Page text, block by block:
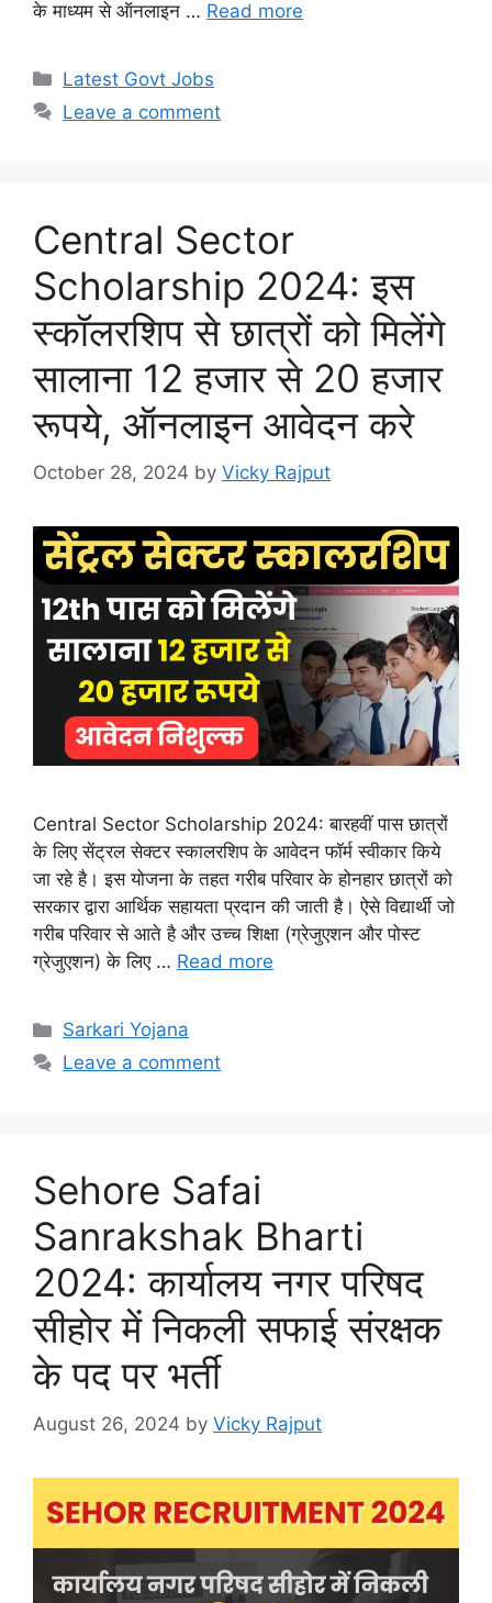
के माध्यम से ऑनलाइन … Read more
Categories
Latest Govt Jobs
Leave a comment
Central Sector
Scholarship 2024: इस
स्कॉलरशिप से छात्रों को मिलेंगे
सालाना 12 हजार से 20 हजार
रूपये, ऑनलाइन आवेदन करे
October 28, 2024 by Vicky Rajput
Central Sector Scholarship 2024: बारहवीं पास छात्रों
के लिए सेंट्रल सेक्टर स्कालरशिप के आवेदन फॉर्म स्वीकार किये
जा रहे है। इस योजना के तहत गरीब परिवार के होनहार छात्रों को
सरकार द्वारा आर्थिक सहायता प्रदान की जाती है। ऐसे विद्यार्थी जो
गरीब परिवार से आते है और उच्च शिक्षा (ग्रेजुएशन और पोस्ट
ग्रेजुएशन) के लिए … Read more
Categories
Sarkari Yojana
Leave a comment
Sehore Safai
Sanrakshak Bharti
2024: कार्यालय नगर परिषद
सीहोर में निकली सफाई संरक्षक
के पद पर भर्ती
August 26, 2024 by Vicky Rajput